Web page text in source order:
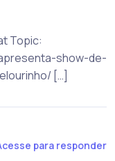
Topic:
show-de-
[…]
para responder